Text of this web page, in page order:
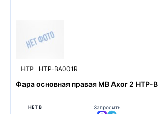
HTP HTP-BA001R
Фара основная правая MB Axor 2 HTP-
НЕТ В
Запросить